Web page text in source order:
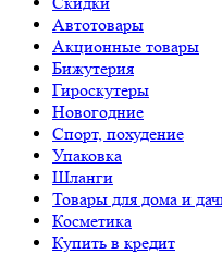
Автотовары
Акционные товары
Бижутерия
Гироскутеры
Новогодние
Спорт, похудение
Упаковка
Шланги
Товары для дома и
Косметика
Купить в кредит